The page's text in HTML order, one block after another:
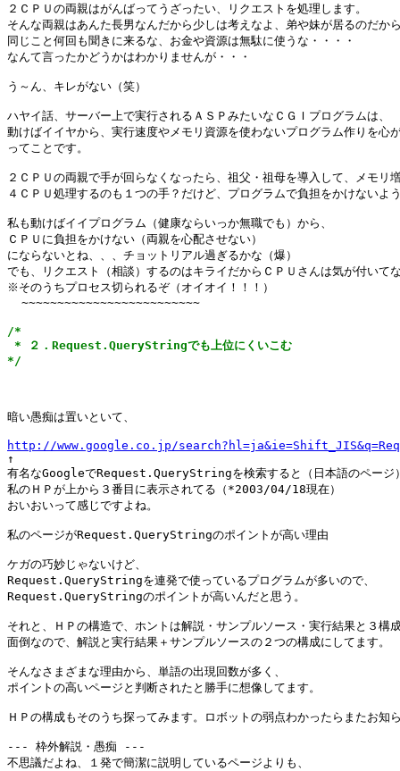
２ＣＰＵの両親はがんばってうざったい、リクエストを処理します。
そんな両親はあんた長男なんだから少しは考えなよ、弟や妹が居るのだか
同じこと何回も聞きに来るな、お金や資源は無駄に使うな・・・・
なんて言ったかどうかはわかりませんが・・・
う～ん、キレがない（笑）
ハヤイ話、サーバー上で実行されるＡＳＰみたいなＣＧＩプログラムは、
動けばイイヤから、実行速度やメモリ資源を使わないプログラム作りを心
ってことです。
２ＣＰＵの両親で手が回らなくなったら、祖父・祖母を導入して、メモリ
４ＣＰＵ処理するのも１つの手？だけど、プログラムで負担をかけないよ
私も動けばイイプログラム（健康ならいっか無職でも）から、
ＣＰＵに負担をかけない（両親を心配させない）
にならないとね、、、チョットリアル過ぎるかな（爆）
でも、リクエスト（相談）するのはキライだからＣＰＵさんは気が付いて
※そのうちプロセス切られるぞ（オイオイ！！！）
/*
* ２．Request.QueryStringでも上位にくいこむ
*/
暗い愚痴は置いといて、
http://www.google.co.jp/
↑
有名なGoogleでRequest.QueryStringを検索すると（日本語のページ
私のＨＰが上から３番目に表示されてる（*2003/04/18現在）
おいおいって感じですよね。
私のページがRequest.QueryStringのポイントが高い理由
ケガの巧妙じゃないけど、
Request.QueryStringを連発で使っているプログラムが多いので、
Request.QueryStringのポイントが高いんだと思う。
それと、ＨＰの構造で、ホントは解説・サンプルソース・実行結果と３構
面倒なので、解説と実行結果＋サンプルソースの２つの構成にしてます。
そんなさまざまな理由から、単語の出現回数が多く、
ポイントの高いページと判断されたと勝手に想像してます。
ＨＰの構成もそのうち探ってみます。ロボットの弱点わかったらまたお知
--- 枠外解説・愚痴 ---
不思議だよね、１発で簡潔に説明しているページよりも、